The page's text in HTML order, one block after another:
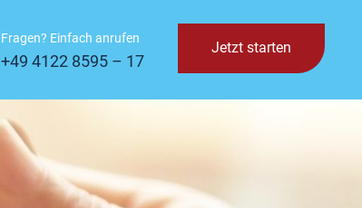
Fragen? Einfach anrufen
+49 4122 8595 – 17
Jetzt starten